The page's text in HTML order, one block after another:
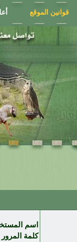
قوانين الموقع
اسم
كلمة المرور